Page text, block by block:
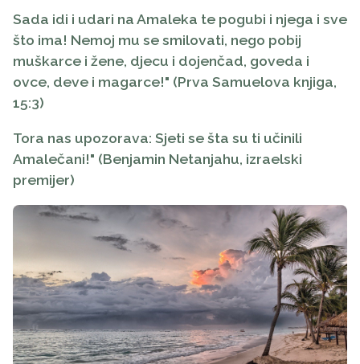
Sada idi i udari na Amaleka te pogubi i njega i sve
što ima! Nemoj mu se smilovati, nego pobij
muškarce i žene, djecu i dojenčad, goveda i
ovce, deve i magarce!" (Prva Samuelova knjiga,
15:3)
Tora nas upozorava: Sjeti se šta su ti učinili
Amalečani!" (Benjamin Netanjahu, izraelski
premijer)